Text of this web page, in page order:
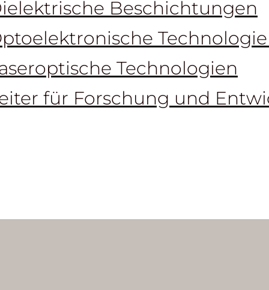
Beschichtungen
Technologien
für Forschung und